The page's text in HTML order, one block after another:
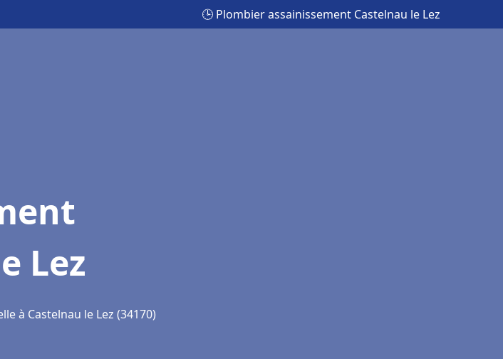
🕒 Plombier assainissement Castelnau le Lez
Lez
à Castelnau le Lez (34170)